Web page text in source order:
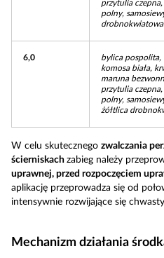
przytulia
polny,
drobnokwiatowa
6,0
bylica pospolita,
komosa biała,
maruna
przytulia
polny,
żółtlica
W celu skutecznego zwalczania
ścierniskach zabieg należy
uprawnej, przed rozpoczęciem
aplikację przeprowadza się od
intensywnie rozwijające się
Mechanizm działania